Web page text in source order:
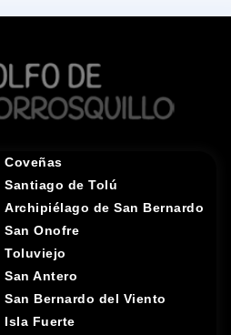
Coveñas
Santiago de Tolú
Archipiélago de San Bernardo
San Onofre
Toluviejo
San Antero
San Bernardo del Viento
Isla Fuerte